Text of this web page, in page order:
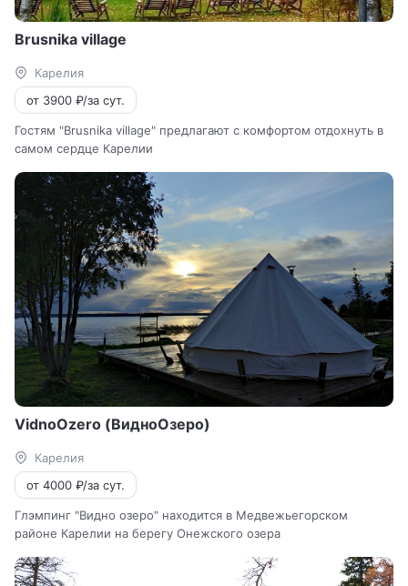
Brusnika village
Карелия
от 3900 ₽/за сут.
Гостям "Brusnika village" предлагают с комфортом отдохнуть в
самом сердце Карелии
VidnoOzero (ВидноОзеро)
Карелия
от 4000 ₽/за сут.
Глэмпинг "Видно озеро" находится в Медвежьегорском
районе Карелии на берегу Онежского озера